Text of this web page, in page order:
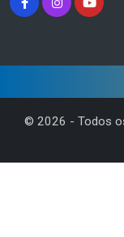
© 2026 - Todos